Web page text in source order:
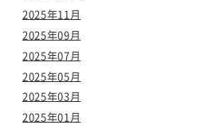
2025年11月
2025年09月
2025年07月
2025年05月
2025年03月
2025年01月